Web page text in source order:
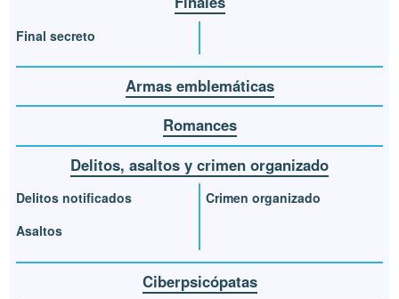
Final secreto
Armas emblemáticas
Romances
Delitos, asaltos y crimen organizado
Delitos notificados
Asaltos
Crimen organizado
Ciberpsicópatas